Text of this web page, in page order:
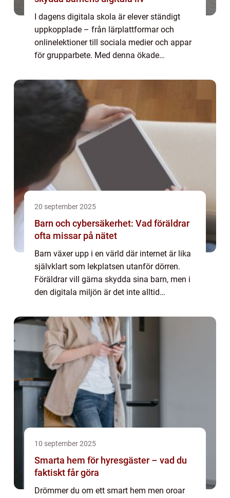
I dagens digitala skola är elever ständigt
uppkopplade – från lärplattformar och
onlinelektioner till sociala medier och appar
för grupparbete. Med denna ökade
20 september 2025
Barn och cybersäkerhet: Vad föräldrar
ofta missar på nätet
Barn växer upp i en värld där internet är lika
självklart som lekplatsen utanför dörren.
Föräldrar vill gärna skydda sina barn, men i
den digitala miljön är det inte alltid
10 september 2025
Smarta hem för hyresgäster – vad du
faktiskt får göra
Drömmer du om ett smart hem men oroar